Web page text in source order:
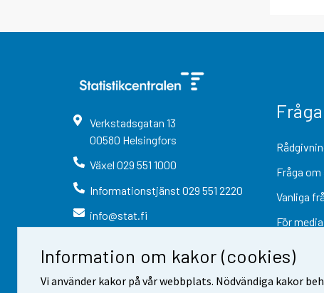
Information om kakor (cookies)
Vi använder kakor på vår webbplats. Nödvändiga kakor
Verkstadsgatan 13
00580 Helsingfors
Växel 029 551 1000
Informationstjänst 029 551 2220
info@stat.fi
Fråga
Vanliga
För media